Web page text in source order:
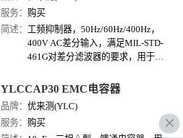
服务： 购买
简述： 工频抑制器，50Hz/60Hz/400Hz，
400V AC差分输入，满足MIL-STD-
461G对差分滤波器的要求，用于
YLCCAP30 EMC电容器
品牌：优来测(YLC)
服务： 购买